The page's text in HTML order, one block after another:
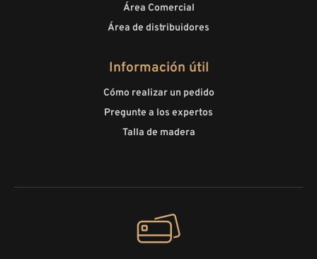
Área Comercial
Área de distribuidores
Información útil
Cómo realizar un pedido
Pregunte a los expertos
Talla de madera